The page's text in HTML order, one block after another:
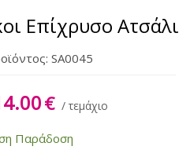
Επίχρυσο Ατσάλι
SA0045
€ / τεμάχιο
Παράδοση